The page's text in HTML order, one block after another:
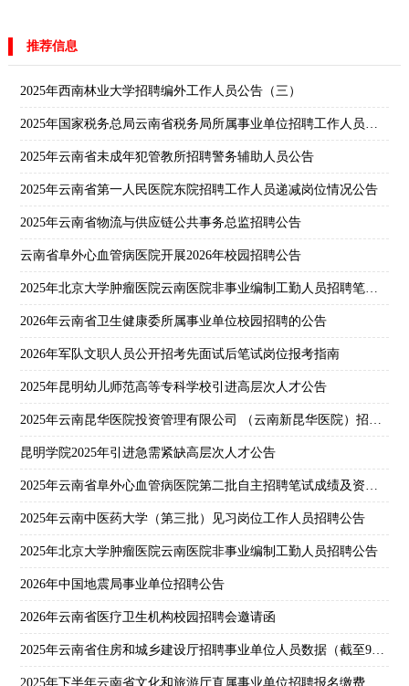
推荐信息
2025年西南林业大学招聘编外工作人员公告（三）
2025年国家税务总局云南省税务局所属事业单位招聘工作人员公告
2025年云南省未成年犯管教所招聘警务辅助人员公告
2025年云南省第一人民医院东院招聘工作人员递减岗位情况公告
2025年云南省物流与供应链公共事务总监招聘公告
云南省阜外心血管病医院开展2026年校园招聘公告
2025年北京大学肿瘤医院云南医院非事业编制工勤人员招聘笔试成绩公告
2026年云南省卫生健康委所属事业单位校园招聘的公告
2026年军队文职人员公开招考先面试后笔试岗位报考指南
2025年昆明幼儿师范高等专科学校引进高层次人才公告
2025年云南昆华医院投资管理有限公司 （云南新昆华医院）招聘启事
昆明学院2025年引进急需紧缺高层次人才公告
2025年云南省阜外心血管病医院第二批自主招聘笔试成绩及资格复审通知
2025年云南中医药大学（第三批）见习岗位工作人员招聘公告
2025年北京大学肿瘤医院云南医院非事业编制工勤人员招聘公告
2026年中国地震局事业单位招聘公告
2026年云南省医疗卫生机构校园招聘会邀请函
2025年云南省住房和城乡建设厅招聘事业单位人员数据（截至9月12日18:00）